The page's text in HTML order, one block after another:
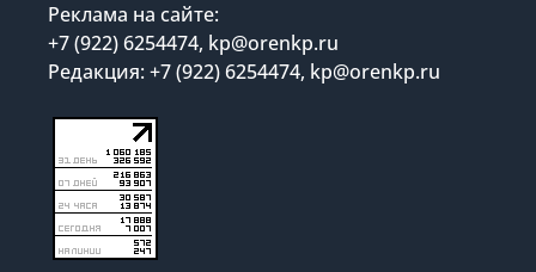
Реклама на сайте:
+7 (922) 6254474, kp@orenkp.ru
Редакция: +7 (922) 6254474, kp@orenkp.ru